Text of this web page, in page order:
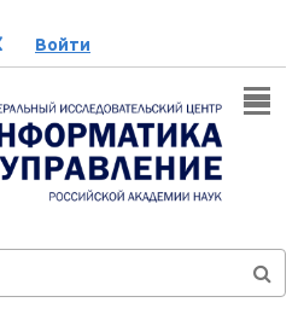
ВК Войти